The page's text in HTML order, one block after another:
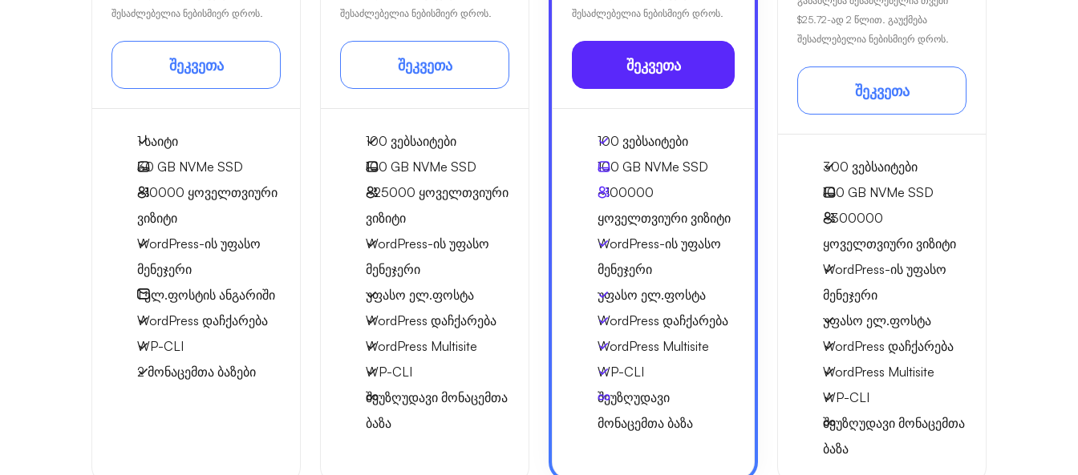
შესაძლებელია ნებისმიერ დროს.
შეკვეთა
1 საიტი
30 GB NVMe SSD
~10000 ყოველთვიური
ვიზიტი
WordPress-ის უფასო
მენეჯერი
1ელ.ფოსტის ანგარიში
WordPress დაჩქარება
WP-CLI
2 მონაცემთა ბაზები
შესაძლებელია ნებისმიერ დროს.
შეკვეთა
100 ვებსაიტები
100 GB NVMe SSD
~25000 ყოველთვიური
ვიზიტი
WordPress-ის უფასო
მენეჯერი
უფასო ელ.ფოსტა
WordPress დაჩქარება
WordPress Multisite
WP-CLI
შეუზღუდავი მონაცემთა
ბაზა
შესაძლებელია ნებისმიერ დროს.
შეკვეთა
100 ვებსაიტები
100 GB NVMe SSD
~100000
ყოველთვიური ვიზიტი
WordPress-ის უფასო
მენეჯერი
უფასო ელ.ფოსტა
WordPress დაჩქარება
WordPress Multisite
WP-CLI
შეუზღუდავი
მონაცემთა ბაზა
$25.72-ად 2 წლით. გაუქმება
შესაძლებელია ნებისმიერ დროს.
შეკვეთა
300 ვებსაიტები
100 GB NVMe SSD
~300000
ყოველთვიური ვიზიტი
WordPress-ის უფასო
მენეჯერი
უფასო ელ.ფოსტა
WordPress დაჩქარება
WordPress Multisite
WP-CLI
შეუზღუდავი მონაცემთა
ბაზა